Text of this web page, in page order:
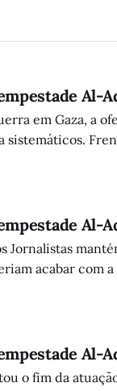
Al-
em Gaza, a
sistemáticos.
e
Al-
Jornalistas
acabar com
pelas forças
Al-
o fim da